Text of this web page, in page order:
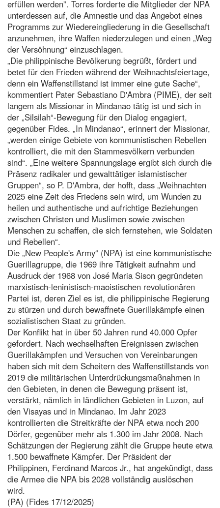
erfüllen werden”. Torres forderte die Mitglieder der NPA
unterdessen auf, die Amnestie und das Angebot eines
Programms zur Wiedereingliederung in die Gesellschaft
anzunehmen, ihre Waffen niederzulegen und einen „Weg
der Versöhnung“ einzuschlagen.
„Die philippinische Bevölkerung begrüßt, fördert und
betet für den Frieden während der Weihnachtsfeiertage,
denn ein Waffenstillstand ist immer eine gute Sache“,
kommentiert Pater Sebastiano D'Ambra (PIME), der seit
langem als Missionar in Mindanao tätig ist und sich in
der „Silsilah“-Bewegung für den Dialog engagiert,
gegenüber Fides. „In Mindanao“, erinnert der Missionar,
„werden einige Gebiete von kommunistischen Rebellen
kontrolliert, die mit den Stammesvölkern verbunden
sind“. „Eine weitere Spannungslage ergibt sich durch die
Präsenz radikaler und gewalttätiger islamistischer
Gruppen“, so P. D'Ambra, der hofft, dass „Weihnachten
2025 eine Zeit des Friedens sein wird, um Wunden zu
heilen und authentische und aufrichtige Beziehungen
zwischen Christen und Muslimen sowie zwischen
Menschen zu schaffen, die sich fernstehen, wie Soldaten
und Rebellen“.
Die „New People's Army“ (NPA) ist eine kommunistische
Guerillagruppe, die 1969 ihre Tätigkeit aufnahm und
Ausdruck der 1968 von José Maria Sison gegründeten
marxistisch-leninistisch-maoistischen revolutionären
Partei ist, deren Ziel es ist, die philippinische Regierung
zu stürzen und durch bewaffnete Guerillakämpfe einen
sozialistischen Staat zu gründen.
Der Konflikt hat in über 50 Jahren rund 40.000 Opfer
gefordert. Nach wechselhaften Ereignissen zwischen
Guerillakämpfen und Versuchen von Vereinbarungen
haben sich mit dem Scheitern des Waffenstillstands von
2019 die militärischen Unterdrückungsmaßnahmen in
den Gebieten, in denen die Bewegung präsent ist,
verstärkt, nämlich in ländlichen Gebieten in Luzon, auf
den Visayas und in Mindanao. Im Jahr 2023
kontrollierten die Streitkräfte der NPA etwa noch 200
Dörfer, gegenüber mehr als 1.300 im Jahr 2008. Nach
Schätzungen der Regierung zählt die Gruppe heute etwa
1.500 bewaffnete Kämpfer. Der Präsident der
Philippinen, Ferdinand Marcos Jr., hat angekündigt, dass
die Armee die NPA bis 2028 vollständig auslöschen
wird.
(PA) (Fides 17/12/2025)